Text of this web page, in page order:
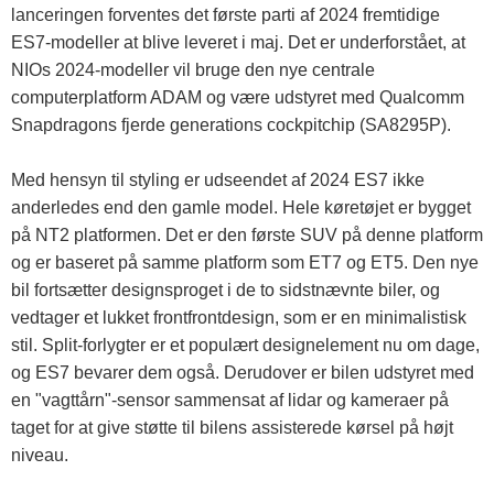
lanceringen forventes det første parti af 2024 fremtidige
ES7-modeller at blive leveret i maj. Det er underforstået, at
NIOs 2024-modeller vil bruge den nye centrale
computerplatform ADAM og være udstyret med Qualcomm
Snapdragons fjerde generations cockpitchip (SA8295P).
Med hensyn til styling er udseendet af 2024 ES7 ikke
anderledes end den gamle model. Hele køretøjet er bygget
på NT2 platformen. Det er den første SUV på denne platform
og er baseret på samme platform som ET7 og ET5. Den nye
bil fortsætter designsproget i de to sidstnævnte biler, og
vedtager et lukket frontfrontdesign, som er en minimalistisk
stil. Split-forlygter er et populært designelement nu om dage,
og ES7 bevarer dem også. Derudover er bilen udstyret med
en "vagttårn"-sensor sammensat af lidar og kameraer på
taget for at give støtte til bilens assisterede kørsel på højt
niveau.